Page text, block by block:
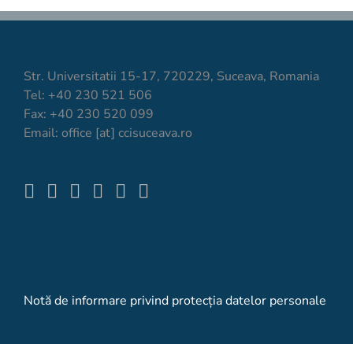
Str. Universitatii 15-17, 720229, Suceava, Romania
Tel: +40 230 521 506
Fax: +40 230 520 099
Email: office [at] ccisuceava.ro
Notă de informare privind protecţia datelor personale